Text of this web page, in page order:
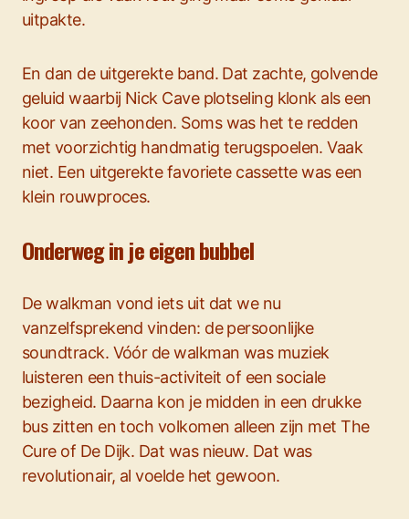
uitpakte.
En dan de uitgerekte band. Dat zachte, golvende
geluid waarbij Nick Cave plotseling klonk als een
koor van zeehonden. Soms was het te redden
met voorzichtig handmatig terugspoelen. Vaak
niet. Een uitgerekte favoriete cassette was een
klein rouwproces.
Onderweg in je eigen bubbel
De walkman vond iets uit dat we nu
vanzelfsprekend vinden: de persoonlijke
soundtrack. Vóór de walkman was muziek
luisteren een thuis-activiteit of een sociale
bezigheid. Daarna kon je midden in een drukke
bus zitten en toch volkomen alleen zijn met The
Cure of De Dijk. Dat was nieuw. Dat was
revolutionair, al voelde het gewoon.